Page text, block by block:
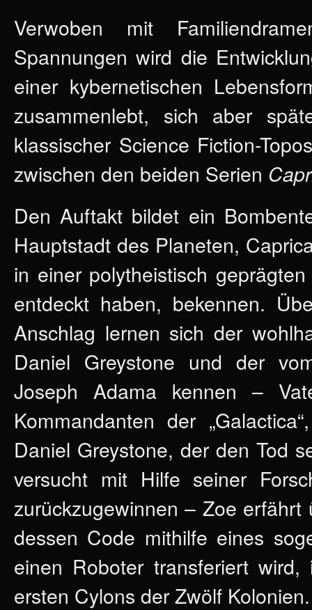
Verwoben mit
Spannungen wird die
einer kybernetischen
zusammenlebt, sich aber
klassischer Science Fiction-
zwischen den beiden Serien
Den Auftakt bildet ein
Hauptstadt des Planeten,
in einer polytheistisch
entdeckt haben, bekennen.
Anschlag lernen sich der
Daniel Greystone und der
Joseph Adama kennen –
Kommandanten der
Daniel Greystone, der den Tod
versucht mit Hilfe seiner
zurückzugewinnen – Zoe erfährt
dessen Code mithilfe eines
einen Roboter transferiert
ersten Cylons der Zwölf Kolonien.